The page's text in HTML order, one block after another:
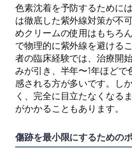
色素沈着を予防するために
は徹底した紫外線対策が不
めクリームの使用はもちろ
で物理的に紫外線を避ける
者の臨床経験では、治療開
みが引き、半年〜1年ほどで
感される方が多いです。し
く、完全に目立たなくなる
がかかることもあります。
傷跡を最小限にするための